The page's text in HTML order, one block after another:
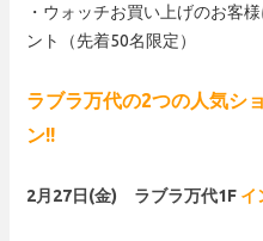
・ウォッチお買い上げのお客
ント（先着50名限定）
ラブラ万代の2つの人気シ
ン!!
2月27日(金) ラブラ万代1F イ